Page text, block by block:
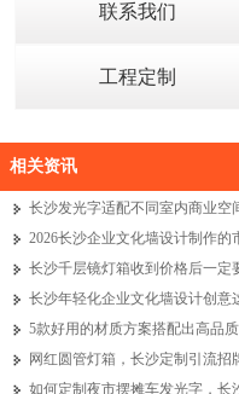
联系我们
工程定制
相关资讯